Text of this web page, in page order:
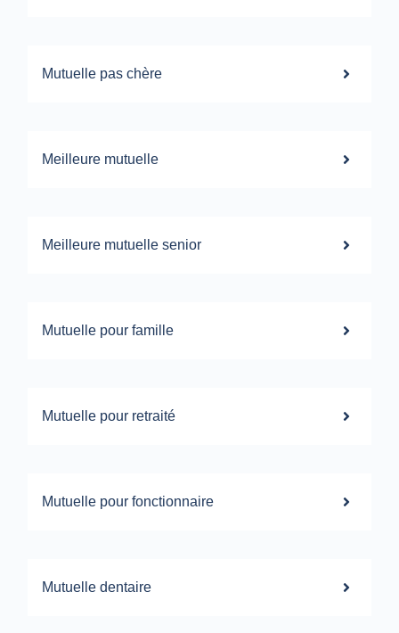
Mutuelle pas chère
Meilleure mutuelle
Meilleure mutuelle senior
Mutuelle pour famille
Mutuelle pour retraité
Mutuelle pour fonctionnaire
Mutuelle dentaire